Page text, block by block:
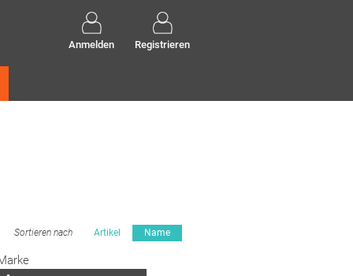
Anmelden Registrieren
Sortieren nach Artikel Name